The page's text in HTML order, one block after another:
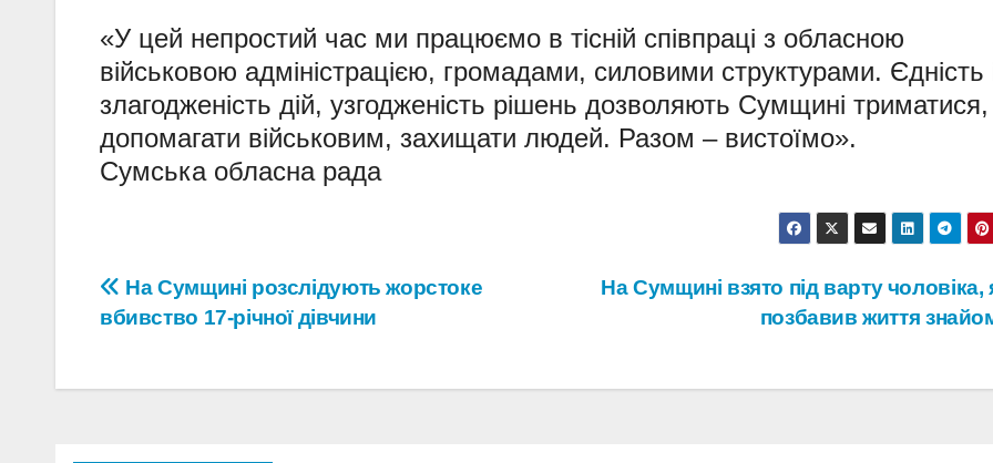
«У цей непростий час ми працюємо в тісній співпраці з обласною
військовою адміністрацією, громадами, силовими структурами. Єдність
злагодженість дій, узгодженість рішень дозволяють Сумщині триматися,
допомагати військовим, захищати людей. Разом – вистоїмо».
Сумська обласна рада
Навігація
На Сумщині взято під варту чоловіка,
позбавив життя
На Сумщині розслідують жорстоке
вбивство 17-річної дівчини